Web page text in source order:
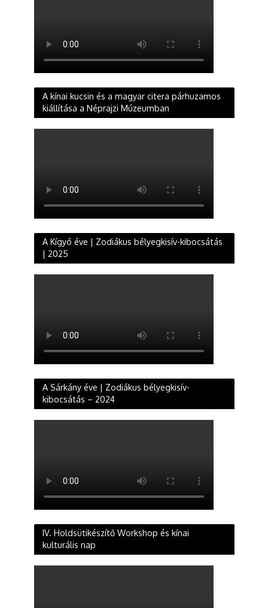
A kínai kucsin és a magyar citera párhuzamos
kiállítása a Néprajzi Múzeumban
A Kígyó éve | Zodiákus bélyegkisív-kibocsátás
| 2025
A Sárkány éve | Zodiákus bélyegkisív-
kibocsátás – 2024
IV. Holdsütikészítő Workshop és kínai
kulturális nap